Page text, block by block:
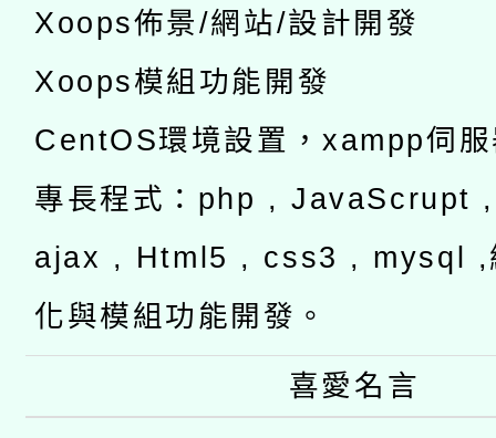
Xoops佈景/網站/設計開發
Xoops模組功能開發
CentOS環境設置，xampp伺
專長程式：php , JavaScrupt
ajax , Html5 , css3 , mysql ,
化與模組功能開發。
喜愛名言